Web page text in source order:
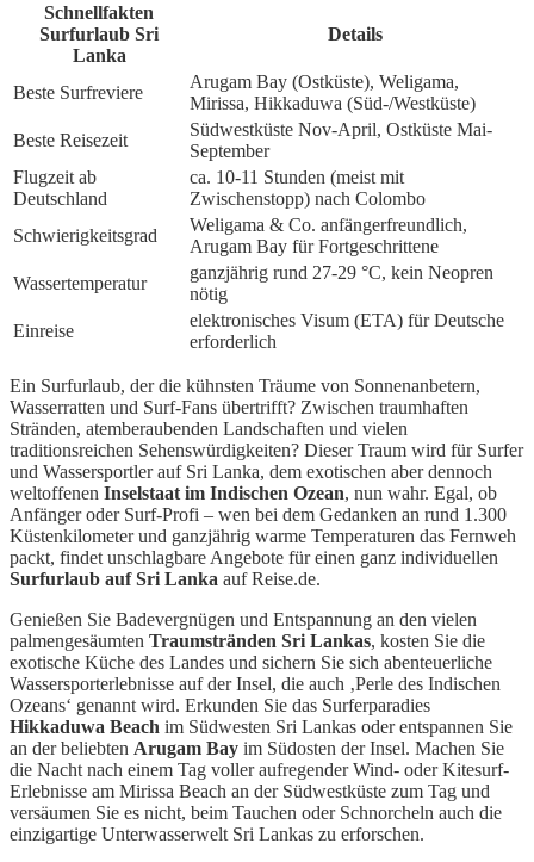
Schnellfakten
Surfurlaub Sri
Lanka
Details
Beste Surfreviere
Arugam Bay (Ostküste), Weligama,
Mirissa, Hikkaduwa (Süd-/Westküste)
Beste Reisezeit
Südwestküste Nov-April, Ostküste Mai-
September
Flugzeit ab
Deutschland
ca. 10-11 Stunden (meist mit
Zwischenstopp) nach Colombo
Schwierigkeitsgrad
Weligama & Co. anfängerfreundlich,
Arugam Bay für Fortgeschrittene
Wassertemperatur
ganzjährig rund 27-29 °C, kein Neopren
nötig
Einreise
elektronisches Visum (ETA) für Deutsche
erforderlich
Ein Surfurlaub, der die kühnsten Träume von Sonnenanbetern,
Wasserratten und Surf-Fans übertrifft? Zwischen traumhaften
Stränden, atemberaubenden Landschaften und vielen
traditionsreichen Sehenswürdigkeiten? Dieser Traum wird für Surfer
und Wassersportler auf Sri Lanka, dem exotischen aber dennoch
weltoffenen Inselstaat im Indischen Ozean, nun wahr. Egal, ob
Anfänger oder Surf-Profi – wen bei dem Gedanken an rund 1.300
Küstenkilometer und ganzjährig warme Temperaturen das Fernweh
packt, findet unschlagbare Angebote für einen ganz individuellen
Surfurlaub auf Sri Lanka auf Reise.de.
Genießen Sie Badevergnügen und Entspannung an den vielen
palmengesäumten Traumstränden Sri Lankas, kosten Sie die
exotische Küche des Landes und sichern Sie sich abenteuerliche
Wassersporterlebnisse auf der Insel, die auch ‚Perle des Indischen
Ozeans‘ genannt wird. Erkunden Sie das Surferparadies
Hikkaduwa Beach im Südwesten Sri Lankas oder entspannen Sie
an der beliebten Arugam Bay im Südosten der Insel. Machen Sie
die Nacht nach einem Tag voller aufregender Wind- oder Kitesurf-
Erlebnisse am Mirissa Beach an der Südwestküste zum Tag und
versäumen Sie es nicht, beim Tauchen oder Schnorcheln auch die
einzigartige Unterwasserwelt Sri Lankas zu erforschen.